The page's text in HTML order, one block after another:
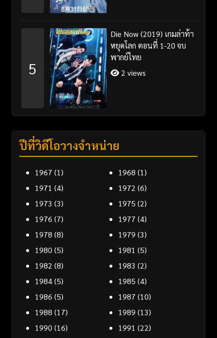
5
Die Now (2019) เกมล่าท้า
หยุดโลก ตอนที่ 1-20 จบ
พากย์ไทย
2 views
ปีที่วิดีโอวางจำหน่าย
1967 (1) 1968 (1)
1971 (4) 1972 (6)
1973 (3) 1975 (2)
1976 (7) 1977 (4)
1978 (8) 1979 (3)
1980 (5) 1981 (5)
1982 (8) 1983 (2)
1984(5) 1985 (4)
1986 (5) 1987 (10)
1988 (17) 1989 (13)
1990 (16) 1991 (22)